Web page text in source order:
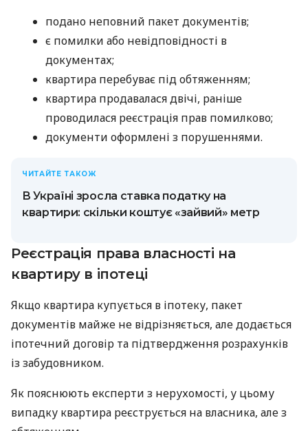
подано неповний пакет документів;
є помилки або невідповідності в
документах;
квартира перебуває під обтяженням;
квартира продавалася двічі, раніше
проводилася реєстрація прав помилково;
документи оформлені з порушеннями.
ЧИТАЙТЕ ТАКОЖ
В Україні зросла ставка податку на
квартири: скільки коштує «зайвий» метр
Реєстрація права власності на
квартиру в іпотеці
Якщо квартира купується в іпотеку, пакет
документів майже не відрізняється, але додається
іпотечний договір та підтвердження розрахунків
із забудовником.
Як пояснюють експерти з нерухомості, у цьому
випадку квартира реєструється на власника, але з